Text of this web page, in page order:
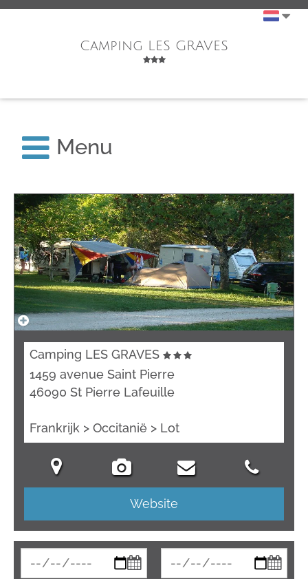
Camping LES GRAVES
Menu
Camping LES GRAVES
1459 avenue Saint Pierre
46090 St Pierre Lafeuille
Frankrijk > Occitanië > Lot
Website